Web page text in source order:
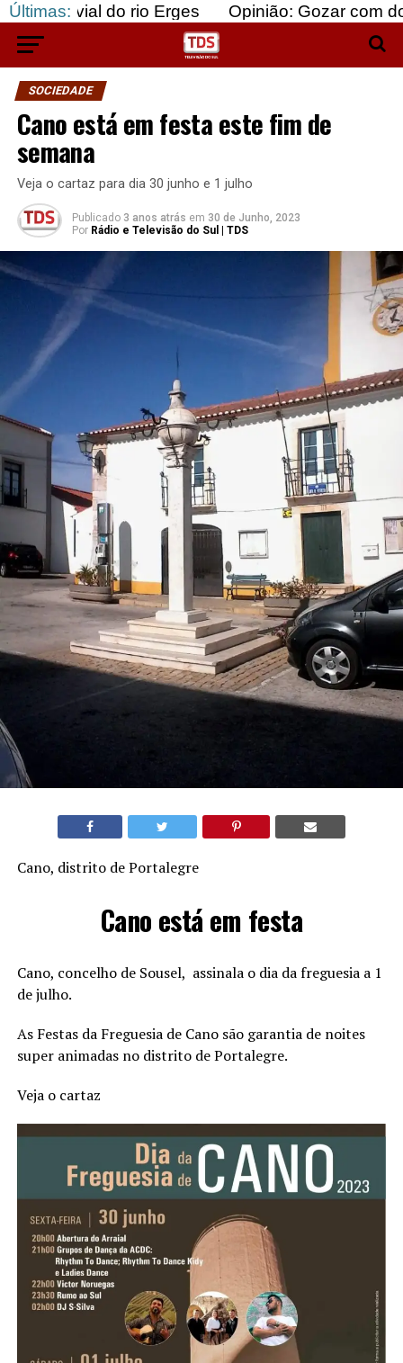
Últimas:
rio Erges Opinião: Gozar com doentes e
SOCIEDADE
Cano está em festa este fim de
semana
Veja o cartaz para dia 30 junho e 1 julho
Publicado 3 anos atrás em 30 de Junho, 2023
Por Rádio e Televisão do Sul | TDS
Cano, distrito de Portalegre
Cano está em festa
Cano, concelho de Sousel, assinala o dia da freguesia a 1
de julho.
As Festas da Freguesia de Cano são garantia de noites
super animadas no distrito de Portalegre.
Veja o cartaz